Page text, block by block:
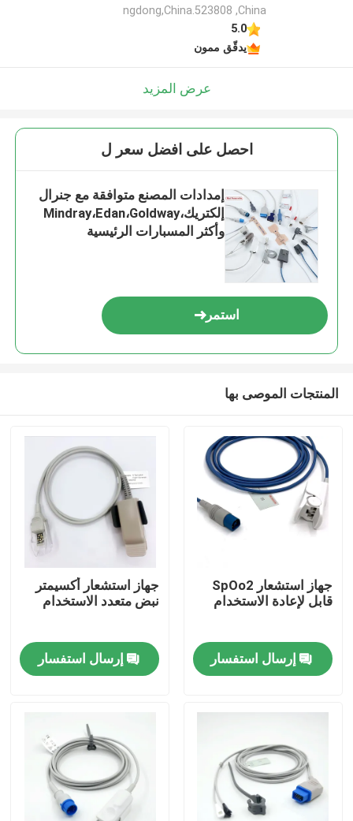
منزل
المنتجات
ngdong,China.523808 ,China
5.0
يدقّق ممون
عرض المزيد
احصل على افضل سعر ل
إمدادات المصنع متوافقة مع جنرال
إلكتريك،Mindray،Edan،Goldway
وأكثر المسبارات الرئيسية
استمر
المنتجات الموصى بها
جهاز استشعار SpOo2
قابل لإعادة الاستخدام
إرسال استفسار
جهاز استشعار أكسيمتر
نبض متعدد الاستخدام
إرسال استفسار